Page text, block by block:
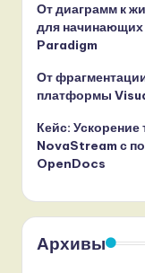
От диаграмм к
для
Paradigm
От
платформы
Кейс: Ускорение
NovaStream с
OpenDocs
Архивы